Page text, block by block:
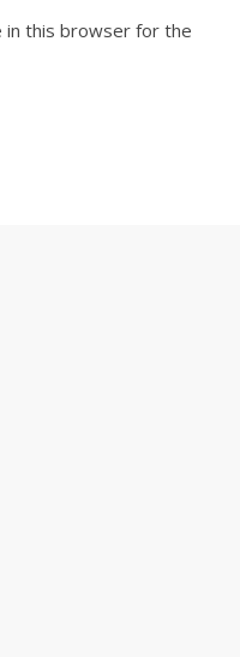
in this browser for the